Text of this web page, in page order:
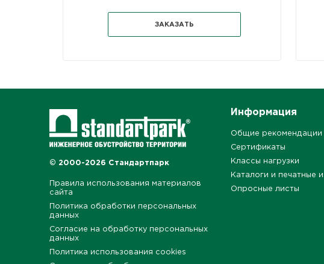
ЗАКАЗАТЬ
© 2000-2026 Стандартпарк
Правила использования материалов
сайта
Политика обработки персональных
данных
Согласие на обработку персональных
данных
Политика использования cookies
Информация
Общие рекомендации
Сертификаты
Классы нагрузки
Каталоги и печатные
Опросные листы